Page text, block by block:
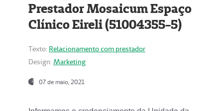
Prestador Mosaicum Espaço
Clínico Eireli (51004355-5)
Texto: Relacionamento com prestador
Design: Marketing
07 de maio, 2021